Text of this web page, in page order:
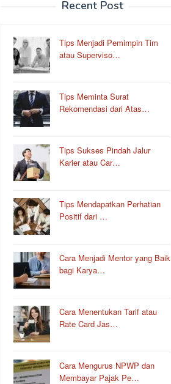
Recent Post
Tips Menjadi Pemimpin Tim
atau Superviso…
Tips Meminta Surat
Rekomendasi dari Atas…
Tips Sukses Pindah Jalur
Karier atau Car…
Tips Mendapatkan Perhatian
Positif dari …
Cara Menjadi Mentor yang Baik
bagi Karya…
Cara Menentukan Tarif atau
Rate Card Jas…
Cara Mengurus NPWP dan
Membayar Pajak Pe…